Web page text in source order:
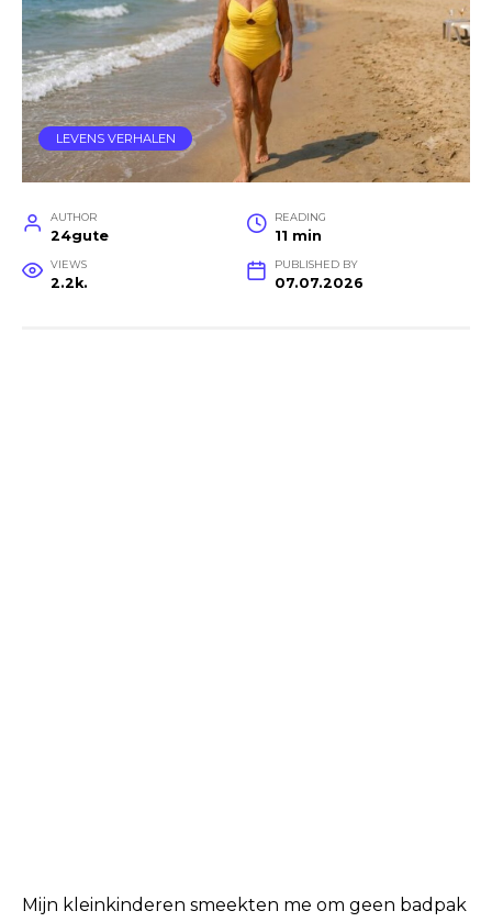
LEVENS VERHALEN
AUTHOR
24gute
READING
11 min
VIEWS
2.2k.
PUBLISHED BY
07.07.2026
Mijn kleinkinderen smeekten me om geen badpak